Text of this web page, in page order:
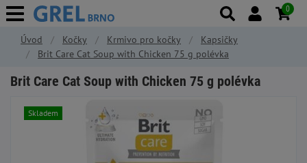
Úvod Kočky Krmivo pro kočky
Kapsičky
Brit Care Cat Soup with Chicken 75 g polévka
Brit Care Cat Soup with Chicken 75 g polévka
Skladem
0